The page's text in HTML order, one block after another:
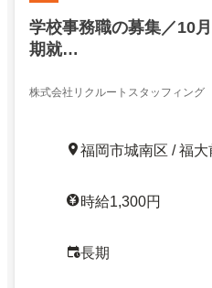
学校事務職の募集／10
期就…
株式会社リクルートスタッフィング
福岡市城南区 / 福
時給1,300円
長期